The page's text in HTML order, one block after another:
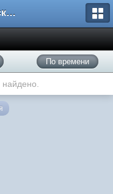
Блоги Калужского перекрестка
По времени